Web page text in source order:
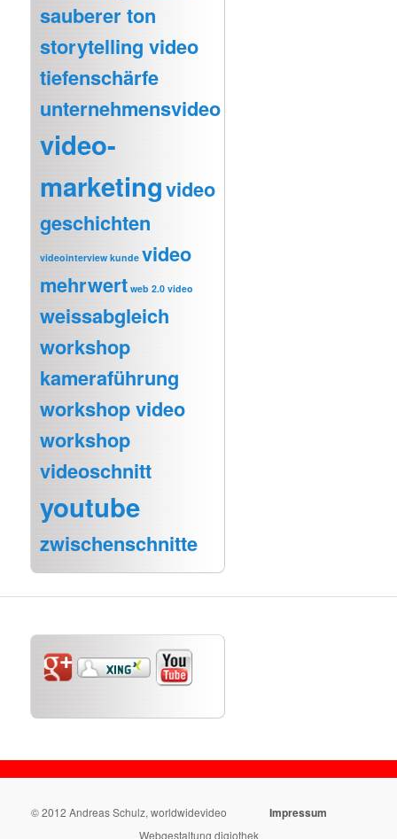
sauberer ton
storytelling video
tiefenschärfe
unternehmensvideo
video-
marketingvideo
geschichten
videointerview kunde video
mehrwert web 2.0 video
weissabgleich
workshop
kameraführung
workshop video
workshop
videoschnitt
youtube
zwischenschnitte
© 2012 Andreas Schulz, worldwidevideo Impressum
Webgestaltung digiothek